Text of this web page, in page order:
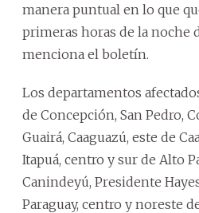
manera puntual en lo que
primeras horas de la noche
menciona el boletín.
Los departamentos
de Concepción, San Pedro,
Guairá, Caaguazú, este de
Itapuá, centro y sur de Alto
Canindeyú, Presidente
Paraguay, centro y noreste